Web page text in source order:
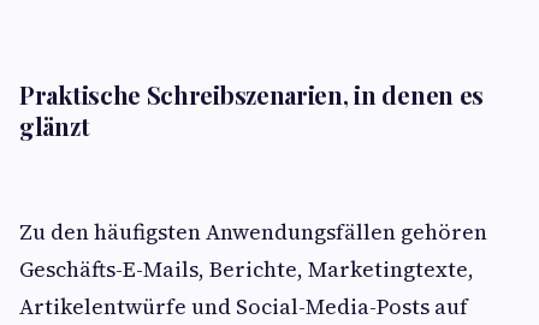
Praktische Schreibszenarien, in denen es
glänzt
Zu den häufigsten Anwendungsfällen gehören
Geschäfts-E-Mails, Berichte, Marketingtexte,
Artikelentwürfe und Social-Media-Posts auf